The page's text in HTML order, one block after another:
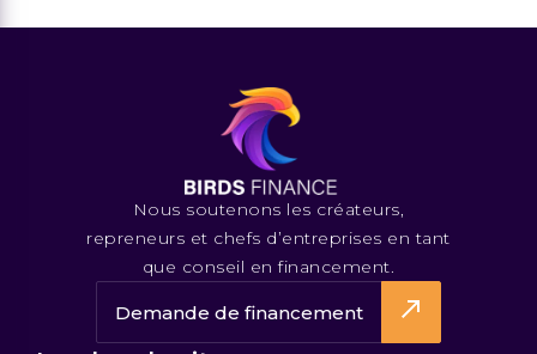
Nous soutenons les créateurs,
repreneurs et chefs d’entreprises en tant
que conseil en financement.
Demande de financement